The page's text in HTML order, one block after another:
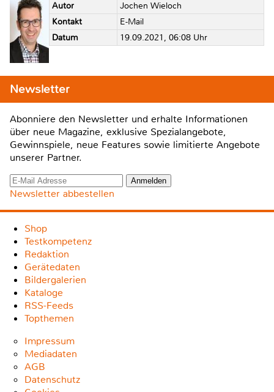
Autor
Jochen Wieloch
Kontakt
E-Mail
Datum
19.09.2021, 06:08 Uhr
Newsletter
Abonniere den Newsletter und erhalte Informationen
über neue Magazine, exklusive Spezialangebote,
Gewinnspiele, neue Features sowie limitierte Angebote
unserer Partner.
Newsletter abbestellen
Shop
Testkompetenz
Redaktion
Gerätedaten
Bildergalerien
Kataloge
RSS-Feeds
Topthemen
Impressum
Mediadaten
AGB
Datenschutz